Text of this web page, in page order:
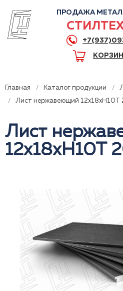
ПРОДАЖА
Главная Каталог продукции
Лист нержавеющий
Лист
12x18xH10T